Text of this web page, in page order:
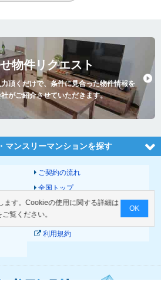
物件リクエスト
頂くだけで、条件に見合った物件情報を
がご紹介させていただきます。
マンスリーマンションを探す
ご契約の流れ
全国トップ
運営会社
個人情報の取扱いについて
利用規約
ます。Cookieの使用に関する詳細は
ご覧ください。
OK